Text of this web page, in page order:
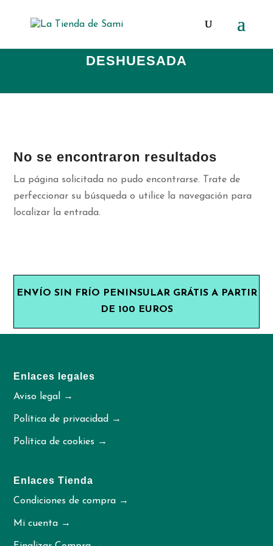
DESHUESADA
No se encontraron resultados
La página solicitada no pudo encontrarse. Trate de
perfeccionar su búsqueda o utilice la navegación para
localizar la entrada.
ENVÍO SIN FRÍO PENINSULAR GRÁTIS A PARTIR
DE 100 EUROS
Enlaces legales
Aviso legal →
Política de privacidad →
Política de cookies →
Enlaces Tienda
Condiciones de compra →
Mi cuenta →